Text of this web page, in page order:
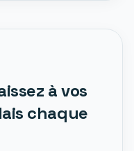
à vos
chaque